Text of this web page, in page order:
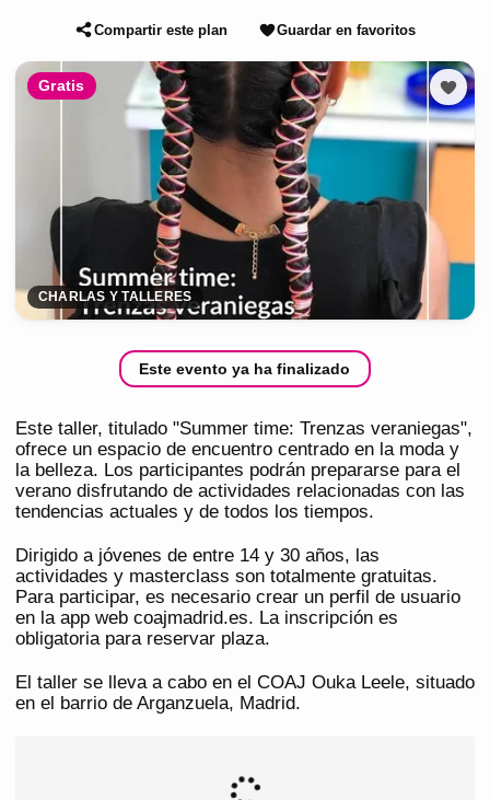
Compartir este plan Guardar en favoritos
Gratis
CHARLAS Y TALLERES
Este evento ya ha finalizado
Este taller, titulado "Summer time: Trenzas veraniegas",
ofrece un espacio de encuentro centrado en la moda y
la belleza. Los participantes podrán prepararse para el
verano disfrutando de actividades relacionadas con las
tendencias actuales y de todos los tiempos.
Dirigido a jóvenes de entre 14 y 30 años, las
actividades y masterclass son totalmente gratuitas.
Para participar, es necesario crear un perfil de usuario
en la app web coajmadrid.es. La inscripción es
obligatoria para reservar plaza.
El taller se lleva a cabo en el COAJ Ouka Leele, situado
en el barrio de Arganzuela, Madrid.